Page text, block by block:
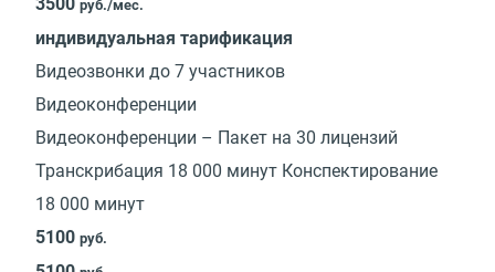
3500 руб./мес.
индивидуальная тарификация
Видеозвонки до 7 участников
Видеоконференции
Видеоконференции – Пакет на 30 лицензий
Транскрибация 18 000 минут Конспектирование
18 000 минут
5100 руб.